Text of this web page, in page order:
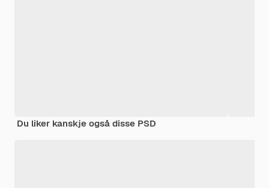
Du liker kanskje også disse PSD